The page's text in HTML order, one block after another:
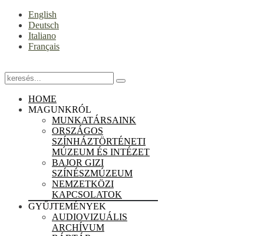
English
Deutsch
Italiano
Français
HOME
MAGUNKRÓL
MUNKATÁRSAINK
ORSZÁGOS
SZÍNHÁZTÖRTÉNETI
MÚZEUM ÉS INTÉZET
BAJOR GIZI
SZÍNÉSZMÚZEUM
NEMZETKÖZI
KAPCSOLATOK
GYŰJTEMÉNYEK
AUDIOVIZUÁLIS
ARCHÍVUM